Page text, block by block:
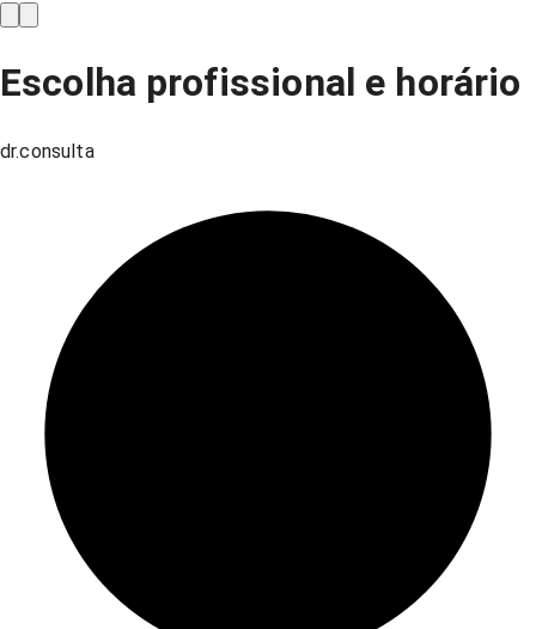
Escolha profissional e horário
dr.consulta